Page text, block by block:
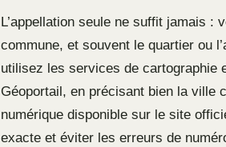
L’appellation seule ne suffit jamais :
commune, et souvent le quartier ou
utilisez les services de cartographie
Géoportail, en précisant bien la ville
numérique disponible sur le site
exacte et éviter les erreurs de